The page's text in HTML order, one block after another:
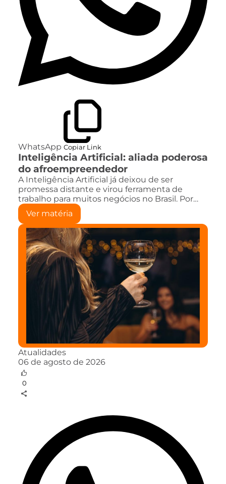
WhatsApp Copiar Link
Inteligência Artificial: aliada poderosa
do afroempreendedor
A Inteligência Artificial já deixou de ser
promessa distante e virou ferramenta de
trabalho para muitos negócios no Brasil. Por…
Ver matéria
Atualidades
06 de agosto de 2026
0